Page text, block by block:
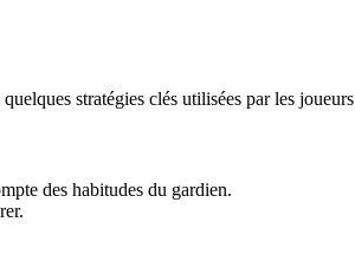
stratégies clés utilisées par les
des habitudes du gardien.